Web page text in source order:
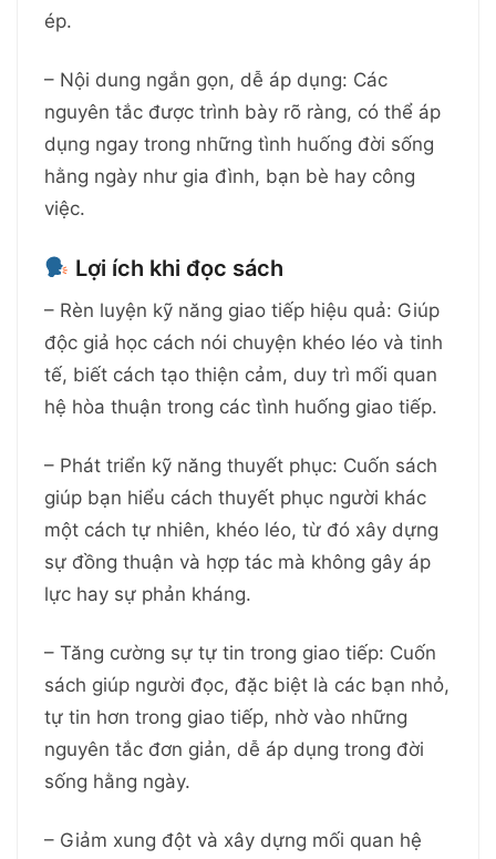
ép.
– Nội dung ngắn gọn, dễ áp dụng: Các
nguyên tắc được trình bày rõ ràng, có thể áp
dụng ngay trong những tình huống đời sống
hằng ngày như gia đình, bạn bè hay công
việc.
Lợi ích khi đọc sách
– Rèn luyện kỹ năng giao tiếp hiệu quả: Giúp
độc giả học cách nói chuyện khéo léo và tinh
tế, biết cách tạo thiện cảm, duy trì mối quan
hệ hòa thuận trong các tình huống giao tiếp.
– Phát triển kỹ năng thuyết phục: Cuốn sách
giúp bạn hiểu cách thuyết phục người khác
một cách tự nhiên, khéo léo, từ đó xây dựng
sự đồng thuận và hợp tác mà không gây áp
lực hay sự phản kháng.
– Tăng cường sự tự tin trong giao tiếp: Cuốn
sách giúp người đọc, đặc biệt là các bạn nhỏ,
tự tin hơn trong giao tiếp, nhờ vào những
nguyên tắc đơn giản, dễ áp dụng trong đời
sống hằng ngày.
– Giảm xung đột và xây dựng mối quan hệ